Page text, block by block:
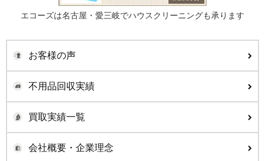
エコーズは名古屋・愛三岐でハウスクリーニングも承ります
お客様の声
不用品回収実績
買取実績一覧
会社概要・企業理念